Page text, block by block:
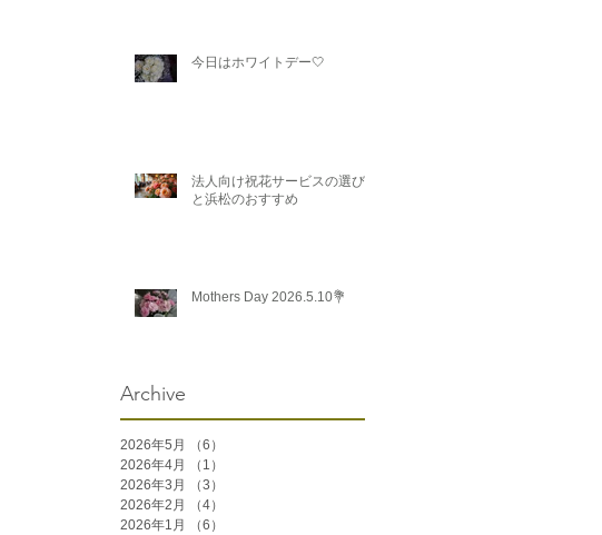
今日はホワイトデー🤍
法人向け祝花サービスの選び方
と浜松のおすすめ
Mothers Day 2026.5.10💐
Archive
2026年5月 （6）
2026年4月
（1）
2026年3月
（3）
2026年2月
（4）
2026年1月
（6）